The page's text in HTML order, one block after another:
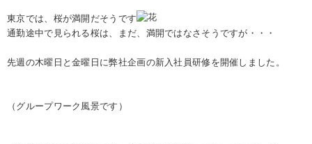
東京では、桜が満開だそうです
通勤途中で見られる桜は、まだ、満開ではなさそうですが・・・
先週の木曜日と金曜日に弊社企画の新入社員研修を開催しました。
（グループワーク風景です）